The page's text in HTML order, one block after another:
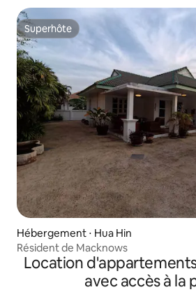
Superhôte
Superhôte
Hébergement ⋅ Hua Hin
Résident de Macknows
Location
avec accès à la